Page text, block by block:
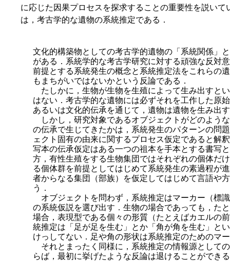
に応じた因果プロセスを探求することの重要性を説いて
は，考古学的な遺物の系統推定である．
文化的構築物としての考古学的遺物の「系統関係」
がある．系統学的な考古学研究に対する頑強な反対
前提とする系統発生の概念と系統推定法をこれらの
もまちがいではないかという反論である．
たしかに，生物が生物を生殖によって生み出すと
はない．考古学的な遺物には必ずそれを工作した原
あるいは文化的伝承を通じて，遺物は遺物を生み出
しかし，研究対象であるオブジェクトがどのよう
の伝承で生じてきたかは，系統発生のパターンの問
ェクト固有の由来に関するプロセス仮定であると解
写本の伝承仮定はある一つの祖本を手本とする書写
方，有性生殖をする生物集団ではそれぞれの個体だ
る個体群を前提としてはじめて系統発生の素過程が
者からなる集団（部族）を仮定してはじめて言語や
う．
オブジェクトを問わず，系統推定はマーカー（標
の系統仮説を選び出す．生物の場合であっても，た
場合，表現型である個々の形質（たとえばカエルの
統推定は「足が足を生む」とか「角が角を生む」と
けっしてない．足や角の形状は系統推定のためのマ
それとまったく同様に，系統推定の情報源として
らば，最初に挙げたような反論は退けることができ